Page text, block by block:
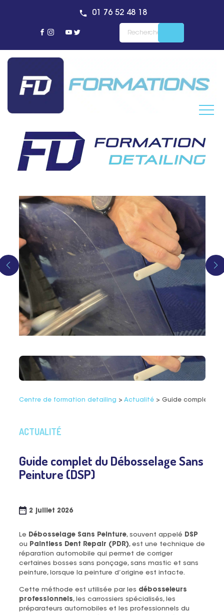
01 76 52 48 18
Centre de formation detailing > Actualité> Guide complet du
ACTUALITÉ
Guide complet du Débosselage Sans
Peinture (DSP)
2 juillet 2026
Le Débosselage Sans Peinture, souvent appelé
DSP
ou
Paintless Dent Repair (PDR), est une technique de
réparation automobile qui permet de corriger
certaines bosses sans ponçage, sans mastic et sans
peinture, lorsque la peinture d’origine est intacte.
Cette méthode est utilisée par les débosseleurs
professionnels, les carrossiers spécialisés, les
préparateurs automobiles et les professionnels du